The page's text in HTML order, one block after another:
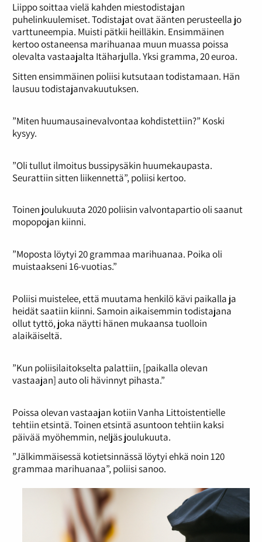
Liippo soittaa vielä kahden miestodistajan
puhelinkuulemiset. Todistajat ovat äänten perusteella jo
varttuneempia. Muisti pätkii heilläkin. Ensimmäinen
kertoo ostaneensa marihuanaa muun muassa poissa
olevalta vastaajalta Itäharjulla. Yksi gramma, 20 euroa.
Sitten ensimmäinen poliisi kutsutaan todistamaan. Hän
lausuu todistajanvakuutuksen.
”Miten huumausainevalvontaa kohdistettiin?” Koski
kysyy.
”Oli tullut ilmoitus bussipysäkin huumekaupasta.
Seurattiin sitten liikennettä”, poliisi kertoo.
Toinen joulukuuta 2020 poliisin valvontapartio oli saanut
mopopojan kiinni.
”Moposta löytyi 20 grammaa marihuanaa. Poika oli
muistaakseni 16-vuotias.”
Poliisi muistelee, että muutama henkilö kävi paikalla ja
heidät saatiin kiinni. Samoin aikaisemmin todistajana
ollut tyttö, joka näytti hänen mukaansa tuolloin
alaikäiseltä.
”Kun poliisilaitokselta palattiin, [paikalla olevan
vastaajan] auto oli hävinnyt pihasta.”
Poissa olevan vastaajan kotiin Vanha Littoistentielle
tehtiin etsintä. Toinen etsintä asuntoon tehtiin kaksi
päivää myöhemmin, neljäs joulukuuta.
”Jälkimmäisessä kotietsinnässä löytyi ehkä noin 120
grammaa marihuanaa”, poliisi sanoo.